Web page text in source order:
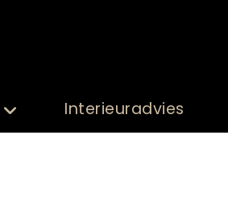
Interieuradvies